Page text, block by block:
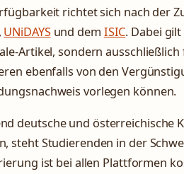
richtet sich nach der
, UNiDAYSund dem ISIC. Dabei
Artikel, sondern
ebenfalls von den
vorlegen können.
deutsche und österreichische
steht Studierenden in der
ist bei allen Plattformen